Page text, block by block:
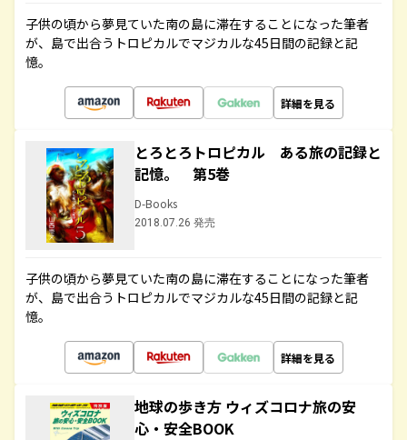
子供の頃から夢見ていた南の島に滞在することになった筆者
が、島で出合うトロピカルでマジカルな45日間の記録と記
憶。
詳細を見る
とろとろトロピカル ある旅の記録と
記憶。 第5巻
D-Books
2018.07.26 発売
子供の頃から夢見ていた南の島に滞在することになった筆者
が、島で出合うトロピカルでマジカルな45日間の記録と記
憶。
詳細を見る
地球の歩き方 ウィズコロナ旅の安
心・安全BOOK